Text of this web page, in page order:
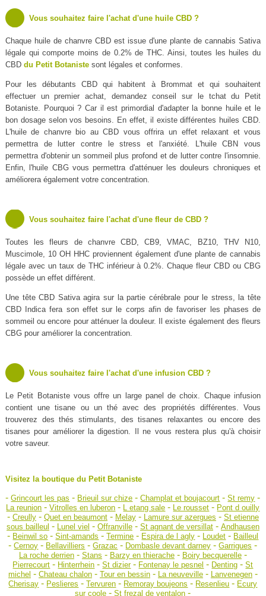
Vous souhaitez faire l'achat d'une huile CBD ?
Chaque huile de chanvre CBD est issue d'une plante de cannabis Sativa
légale qui comporte moins de 0.2% de THC. Ainsi, toutes les huiles du
CBD du Petit Botanistesont légales et conformes.
Pour les débutants CBD qui habitent à Brommat et qui souhaitent
effectuer un premier achat, demandez conseil sur le tchat du Petit
Botaniste. Pourquoi ? Car il est primordial d'adapter la bonne huile et le
bon dosage selon vos besoins. En effet, il existe différentes huiles CBD.
L'huile de chanvre bio au CBD vous offrira un effet relaxant et vous
permettra de lutter contre le stress et l'anxiété. L'huile CBN vous
permettra d'obtenir un sommeil plus profond et de lutter contre l'insomnie.
Enfin, l'huile CBG vous permettra d'atténuer les douleurs chroniques et
améliorera également votre concentration.
Vous souhaitez faire l'achat d'une fleur de CBD ?
Toutes les fleurs de chanvre CBD, CB9, VMAC, BZ10, THV N10,
Muscimole, 10 OH HHC proviennent également d'une plante de cannabis
légale avec un taux de THC inférieur à 0.2%. Chaque fleur CBD ou CBG
possède un effet différent.
Une tête CBD Sativa agira sur la partie cérébrale pour le stress, la tête
CBD Indica fera son effet sur le corps afin de favoriser les phases de
sommeil ou encore pour atténuer la douleur. Il existe également des fleurs
CBG pour améliorer la concentration.
Vous souhaitez faire l'achat d'une infusion CBD ?
Le Petit Botaniste vous offre un large panel de choix. Chaque infusion
contient une tisane ou un thé avec des propriétés différentes. Vous
trouverez des thés stimulants, des tisanes relaxantes ou encore des
tisanes pour améliorer la digestion. Il ne vous restera plus qu'à choisir
votre saveur.
Visitez la boutique du Petit Botaniste
-Grincourt les pas - Brieuil sur chize -Champlat et boujacourt -St remy -
La reunion -Vitrolles en luberon - L etang sale - Le rousset - Pont d ouilly
- Creully- Quet en beaumont- Melay- Lamure sur azergues - St etienne
sous bailleul - Lunel viel - Offranville- St agnant de versillat- Andhausen
- Beinwil so -Sint-amands -Termine - Espira de l agly - Loudet - Bailleul
-Cernoy - Bellavilliers -Grazac - Dombasle devant darney -Garrigues -
La roche derrien- Stans - Barzy en thierache- Boiry becquerelle-
Pierrecourt - Hinterrhein -St dizier- Fontenay le pesnel - Denting -St
michel - Chateau chalon- Tour en bessin- La neuveville- Lanvenegen-
Cherisay - Peslieres -Tervuren - Remoray boujeons - Resenlieu - Ecury
sur coole -St frezal de ventalon -